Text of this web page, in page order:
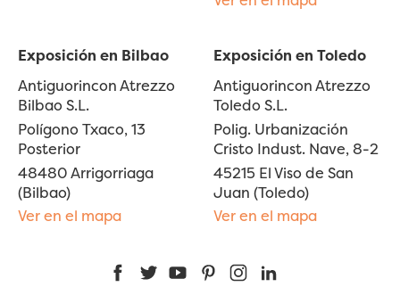
Exposición en Bilbao
Antiguorincon Atrezzo
Bilbao S.L.
Polígono Txaco, 13
Posterior
48480 Arrigorriaga
(Bilbao)
Ver en el mapa
Exposición en Toledo
Antiguorincon Atrezzo
Toledo S.L.
Polig. Urbanización
Cristo Indust. Nave, 8-2
45215 El Viso de San
Juan (Toledo)
Ver en el mapa
FacebookTwitterYouTubePinterestInstagram